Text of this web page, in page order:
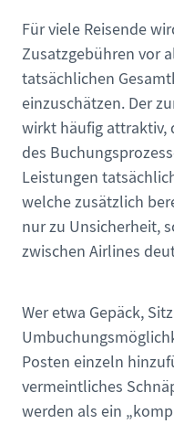
Für viele Reisende
Zusatzgebühren vor
tatsächlichen
einzuschätzen. Der
wirkt häufig attraktiv,
des
Leistungen
welche zusätzlich
nur zu Unsicherheit,
zwischen Airlines
Wer etwa Gepäck,
Posten einzeln
vermeintliches
werden als ein